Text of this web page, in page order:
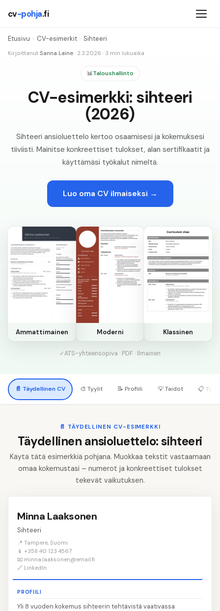
cv-pohja.fi
Etusivu › CV-esimerkit › Sihteeri
Kirjoittanut Sanna Laine · 2.3.2026 · 3 min lukuaika
📊Taloushallinto
CV-esimerkki: sihteeri
(2026)
Sihteeri ansioluettelo kertoo osaamisesi ja kokemuksesi
tiiviisti. Mainitse konkreettiset tulokset, alan sertifikaatit ja
käyttämäsi työkalut nimeltä.
Luo oma CV ilmaiseksi →
Ammattimainen Moderni Klassinen
✓ATS-yhteensopiva · PDF · Ilmainen
📄 Täydellinen CV 🎨 Tyylit 📝 Profiili 💡 Taidot 📋
📄 TÄYDELLINEN CV-ESIMERKKI
Täydellinen ansioluettelo: sihteeri
Käytä tätä esimerkkiä pohjana. Muokkaa tekstit vastaamaan
omaa kokemustasi – numerot ja konkreettiset tulokset
tekevät vaikutuksen.
Minna Laaksonen
Sihteeri
📍 Tampere, Suomi
📱 +358 40 123 4567
📧 minna.laaksonen@email.fi
🔗 LinkedIn
PROFIILI
Yli 8 vuoden kokemus sihteerin tehtävistä vaativassa